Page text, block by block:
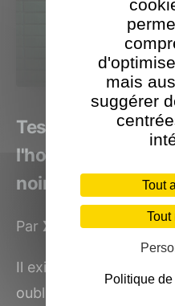
Test BrokenLore:
l'horreur
noirceur
Par XLan le 7 mai 2025
Il existe des lieux qu’on
oubli, mais par instinct
mais
suggérer
Tout
Tout
Politique